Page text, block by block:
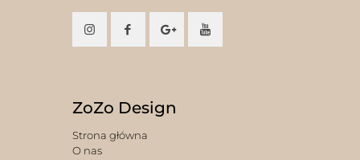
ZoZo Design
Strona główna
O nas